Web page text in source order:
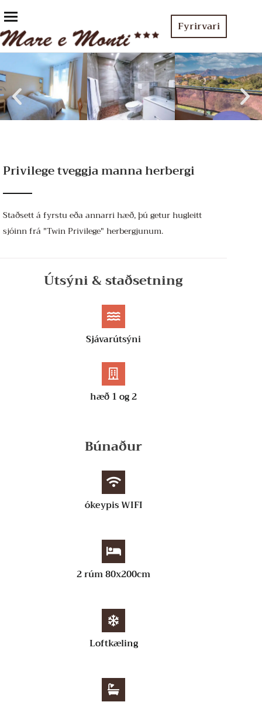
Fyrirvari
Privilege tveggja manna herbergi
Staðsett á fyrstu eða annarri hæð, þú getur hugleitt
sjóinn frá "Twin Privilege" herbergjunum.
Útsýni & staðsetning
Sjávarútsýni
hæð 1 og 2
Búnaður
ókeypis WIFI
2 rúm 80x200cm
Loftkæling